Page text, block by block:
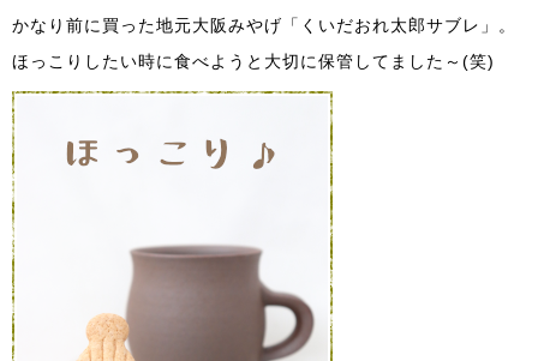
かなり前に買った地元大阪みやげ「くいだおれ太郎サブレ」。
ほっこりしたい時に食べようと大切に保管してました～(笑)